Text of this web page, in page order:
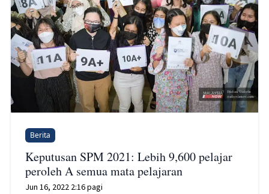
Berita
Keputusan SPM 2021: Lebih 9,600 pelajar
peroleh A semua mata pelajaran
Jun 16, 2022 2:16 pagi